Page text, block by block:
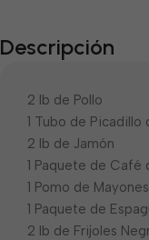
Descripción
2 lb de Pollo
1 Tubo de Picadillo
2 lb de Jamón
1 Paquete de Café
1 Pomo de
1 Paquete de
2 lb de Frijoles